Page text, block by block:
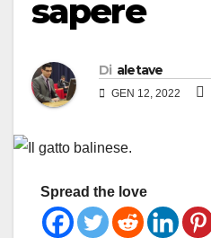
sapere
Di aletave
GEN 12, 2022
Spread the love